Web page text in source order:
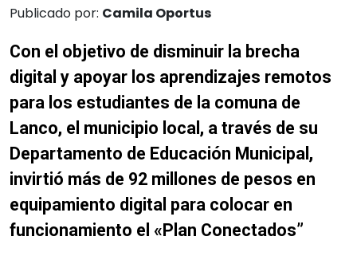
Publicado por: Camila Oportus
Con el objetivo de disminuir la brecha
digital y apoyar los aprendizajes remotos
para los estudiantes de la comuna de
Lanco, el municipio local, a través de su
Departamento de Educación Municipal,
invirtió más de 92 millones de pesos en
equipamiento digital para colocar en
funcionamiento el «Plan Conectados”